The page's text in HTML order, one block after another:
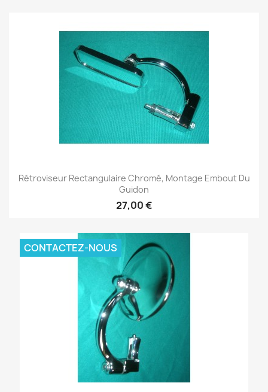
Rétroviseur Rectangulaire Chromé, Montage Embout Du
Guidon
27,00 €
CONTACTEZ-NOUS